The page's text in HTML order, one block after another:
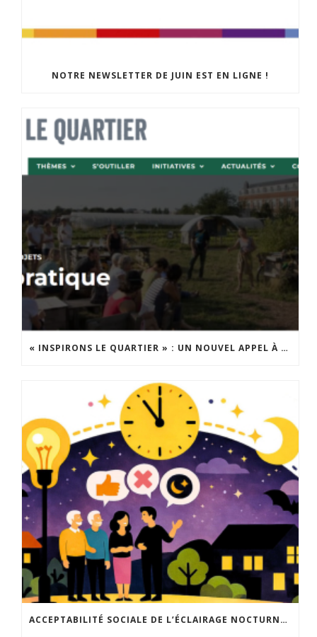
NOTRE NEWSLETTER DE JUIN EST EN LIGNE !
« INSPIRONS LE QUARTIER » : UN NOUVEL APPEL À PROJETS EST LANCÉ !
ACCEPTABILITÉ SOCIALE DE L’ÉCLAIRAGE NOCTURNE : LE REPLAY EST DISPONIBLE